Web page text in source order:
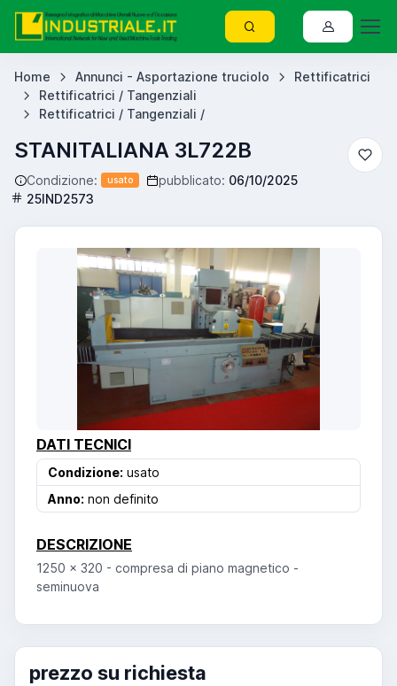
Home Annunci - Asportazione truciolo
Rettificatrici
Rettificatrici / Tangenziali
Rettificatrici / Tangenziali /
STANITALIANA 3L722B
Condizione: usato pubblicato: 06/10/2025
25IND2573
DATI TECNICI
Condizione: usato
Anno: non definito
DESCRIZIONE
1250 x 320 - compresa di piano magnetico -
seminuova
prezzo su richiesta